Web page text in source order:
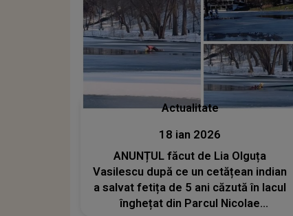
Actualitate
18 ian 2026
ANUNȚUL făcut de Lia Olguța
Vasilescu după ce un cetățean indian
a salvat fetița de 5 ani căzută în lacul
înghețat din Parcul Nicolae